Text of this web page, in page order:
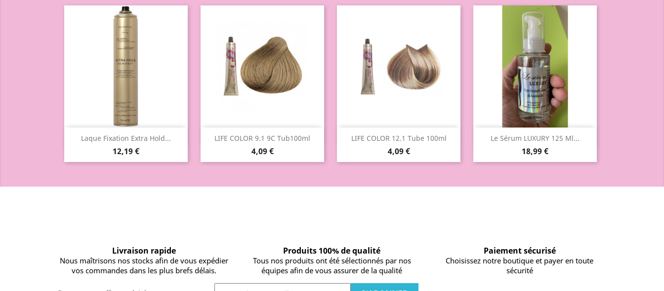
Laque Fixation Extra Hold...
12,19 €
Aperçu rapide LIFE COLOR 9.1 9C Tub100ml
4,09 €
Aperçu rapide LIFE COLOR 12.1 Tube 100ml
4,09 €
Aperçu rapide Le Sérum LUXURY 125 Ml...
18,99 €
Aperçu rapide
Livraison rapide
Nous maîtrisons nos stocks afin de vous expédier
vos commandes dans les plus brefs délais.
Produits 100% de qualité
Tous nos produits ont été sélectionnés par nos
équipes afin de vous assurer de la qualité
Paiement sécurisé
Choisissez notre boutique et payer en toute
sécurité